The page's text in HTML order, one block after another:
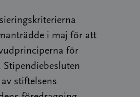
i maj för att
för
stiftelsens